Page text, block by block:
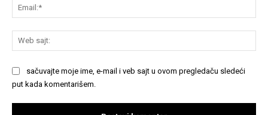
sačuvajte moje ime, e-mail i veb sajt u ovom pregledaču sledeći
put kada komentarišem.